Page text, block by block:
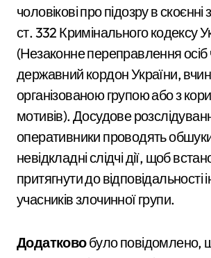
чоловікові про підозру в
ст. 332 Кримінального кодексу
(Незаконне переправлення осіб
державний кордон України,
організованою групою або з
мотивів). Досудове
оперативники проводять
невідкладні слідчі дії, щоб
притягнути до відповідальності
учасників злочинної групи.
Додатковобуло повідомлено,